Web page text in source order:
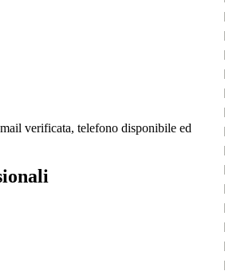
verificata, telefono disponibile ed